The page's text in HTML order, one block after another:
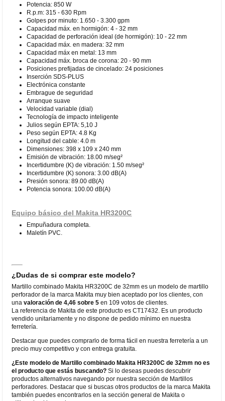
Potencia: 850 W
R.p.m: 315 - 630 Rpm
Golpes por minuto: 1.650 - 3.300 gpm
Capacidad máx. en hormigón: 4 - 32 mm
Capacidad de perforación ideal (de hormigón): 10 - 22 mm
Capacidad máx. en madera: 32 mm
Capacidad máx en metal: 13 mm
Capacidad máx. broca de corona: 20 - 90 mm
Posiciones prefijadas de cincelado: 24 posiciones
Inserción SDS-PLUS
Electrónica constante
Embrague de seguridad
Arranque suave
Velocidad variable (dial)
Tecnología de impacto inteligente
Julios según EPTA: 5,10 J
Peso según EPTA: 4.8 Kg
Longitud del cable: 4.0 m
Dimensiones: 398 x 109 x 240 mm
Emisión de vibración: 18.00 m/seg²
Incertidumbre (K) de vibración: 1.50 m/seg²
Incertidumbre (K) sonora: 3.00 dB(A)
Presión sonora: 89.00 dB(A)
Potencia sonora: 100.00 dB(A)
Equipo básico del Makita HR3200C
Empuñadura completa.
Maletín PVC.
¿Dudas de si comprar este modelo?
Martillo combinado Makita HR3200C de 32mm es un modelo de martillo
perforador de la marca Makita muy bien aceptado por los clientes, con
unavaloración de 4,46 sobre 5 en 109 votos de clientes.
La referencia de Makita de este producto es CT17432. Es un producto
vendido unitariamente y no dispone de pedido mínimo en nuestra
ferretería.
Destacar que puedes comprarlo de forma fácil en nuestra ferretería a un
precio muy competitivo y con entrega gratuita.
¿Este modelo de Martillo combinado Makita HR3200C de 32mm no es
el producto que estás buscando? Si lo deseas puedes descubrir
productos alternativos navegando por nuestra sección de Martillos
perforadores. Destacar que si buscas otros productos de la marca Makita
también puedes encontrarlos en la sección general de Makita o